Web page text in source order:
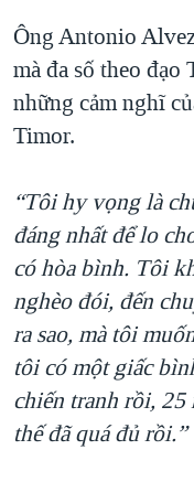
Ông Antonio
mà đa số theo
những cảm nghĩ
Timor.
“Tôi hy vọng là
đáng nhất để lo
có hòa bình. Tôi
nghèo đói, đến
ra sao, mà tôi
tôi có một giấc
chiến tranh rồi, 25
thế đã quá đủ rồi.”